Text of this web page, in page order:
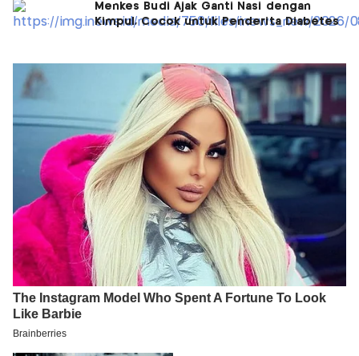
Menkes Budi Ajak Ganti Nasi dengan
Kimpul, Cocok untuk Penderita Diabetes